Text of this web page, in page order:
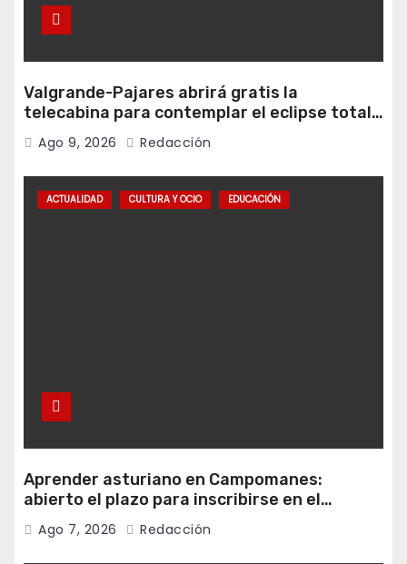
Valgrande-Pajares abrirá gratis la
telecabina para contemplar el eclipse total
desde Cuitunigru
Ago 9, 2026 Redacción
ACTUALIDAD CULTURA Y OCIO EDUCACIÓN
Aprender asturiano en Campomanes:
abierto el plazo para inscribirse en el
programa Falamos
Ago 7, 2026 Redacción